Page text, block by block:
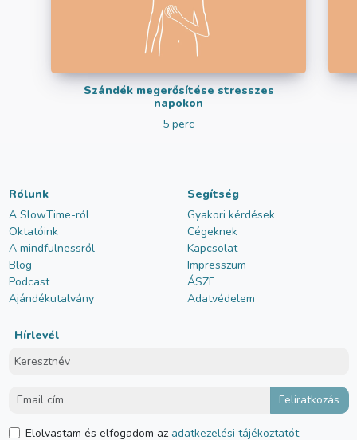
Szándék megerősítése stresszes
napokon
5 perc
Rólunk
A SlowTime-ról
Oktatóink
A mindfulnessről
Blog
Podcast
Ajándékutalvány
Segítség
Gyakori kérdések
Cégeknek
Kapcsolat
Impresszum
ÁSZF
Adatvédelem
Hírlevél
Elolvastam és elfogadom azadatkezelési tájékoztatót